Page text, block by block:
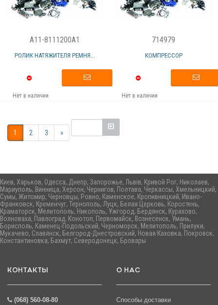
A11-8111200A1
РОЛИК НАТЯЖИТЕЛЯ РЕМНЯ...
Нет в наличии
714979
КОМПРЕССОР
Нет в наличии
1 2 3 »
Киев, Харьков, Одесса, Днепр, Запорожье, Львів, Кривой Рог, Николаев,
Мариуполь, Винница, Херсон, Чернигов, Полтава, Черкассы, Хмельницкий,
Сумы, Житомир, Черновцы, Ровно, Каменское, Кропивницкий, Ивано-
Франковск, Кременчуг, Тернополь, Луцк, Белая Церковь, Коростень,
Краматорск, Мелитополь, Никополь, Ужгород, Бердянск, Курахово,
Волноваха, Павлоград, Конотоп, Первомайск, Вознесенск, Умань,
Борисполь, Каменец-Подольский, Черноморск, Мелитополь, Прилуки,
Мукачево, Славянск, Белгород-Днестровский, Новая Каховка, Покровск,
Константиновка, Бахмут, Северодонецк, Бровары
КОНТАКТЫ
(068) 560-08-80
О НАС
Способы доставки